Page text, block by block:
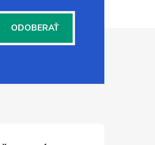
ODOBERAŤ